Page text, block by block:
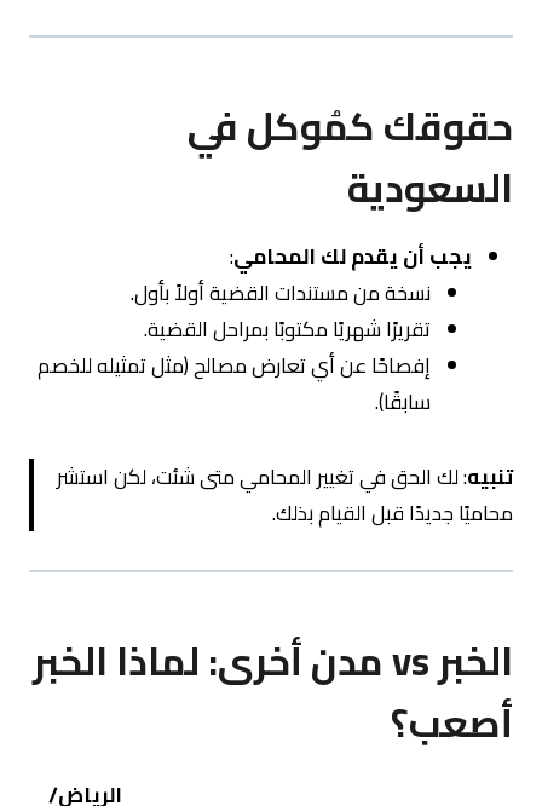
حقوقك كمُوكل في
السعودية
يجب أن يقدم لك المحامي:
نسخة من مستندات القضية أولاً بأول.
تقريرًا شهريًا مكتوبًا بمراحل القضية.
إفصاحًا عن أي تعارض مصالح (مثل تمثيله للخصم
سابقًا).
تنبيه: لك الحق في تغيير المحامي متى شئت، لكن استشر
محاميًا جديدًا قبل القيام بذلك.
الخبر vs مدن أخرى: لماذا الخبر
أصعب؟
الرياض/